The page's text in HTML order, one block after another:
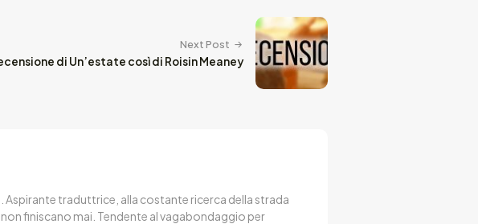
Next Post
di Un’estate così di Roisin Meaney
Aspirante traduttrice, alla costante ricerca della strada
finiscano mai. Tendente al vagabondaggio per